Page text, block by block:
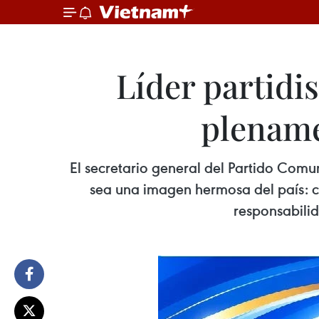
Líder
El secretario general del Partido
sea una imagen hermosa del país: